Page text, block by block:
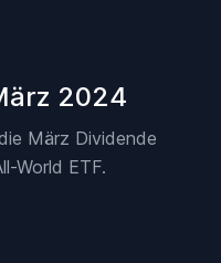
2024
März Dividende
World ETF.